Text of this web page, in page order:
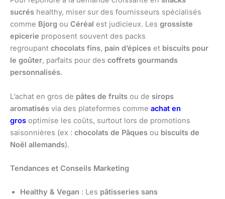
sucrés healthy, miser sur des fournisseurs spécialisés
comme Bjorg ou Céréal est judicieux. Les grossiste
epicerie proposent souvent des packs
regroupant chocolats fins, pain d’épices et biscuits pour
le goûter, parfaits pour des coffrets gourmands
personnalisés.
L’achat en gros de pâtes de fruits ou de sirops
aromatisés via des plateformes comme achat en
gros optimise les coûts, surtout lors de promotions
saisonnières (ex : chocolats de Pâques ou biscuits de
Noël allemands).
Tendances et Conseils Marketing
Healthy & Vegan : Les pâtisseries sans